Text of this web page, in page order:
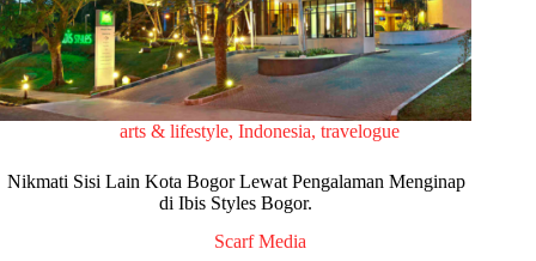
arts & lifestyle,Indonesia,travelogue
Nikmati Sisi Lain Kota Bogor Lewat Pengalaman Menginap
di Ibis Styles Bogor.
Scarf Media